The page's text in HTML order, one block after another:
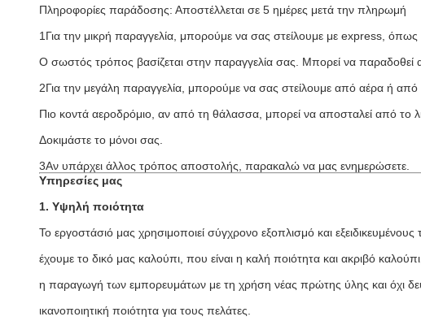
Πληροφορίες παράδοσης: Αποστέλλεται σε 5 ημέρες μετά την πληρωμή
1Για την μικρή παραγγελία, μπορούμε να σας στείλουμε με express,
Ο σωστός τρόπος βασίζεται στην παραγγελία σας. Μπορεί να
2Για την μεγάλη παραγγελία, μπορούμε να σας στείλουμε από αέρα ή
Πιο κοντά αεροδρόμιο, αν από τη θάλασσα, μπορεί να αποσταλεί από το
Δοκιμάστε το μόνοι σας.
3Αν υπάρχει άλλος τρόπος αποστολής, παρακαλώ να μας ενημερώσετε.
Υπηρεσίες μας
1. Υψηλή ποιότητα
Το εργοστάσιό μας χρησιμοποιεί σύγχρονο εξοπλισμό και
έχουμε το δικό μας καλούπι, που είναι η καλή ποιότητα και ακριβό
η παραγωγή των εμπορευμάτων με τη χρήση νέας πρώτης ύλης και όχι
ικανοποιητική ποιότητα για τους πελάτες.